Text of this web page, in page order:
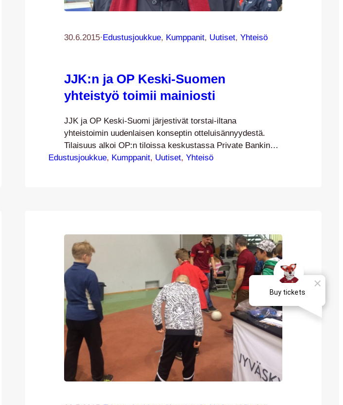
30.6.2015· Edustusjoukkue, Kumppanit, Uutiset, Yhteisö
JJK:n ja OP Keski-Suomen
yhteistyö toimii mainiosti
JJK ja OP Keski-Suomi järjestivät torstai-iltana
yhteistoimin uudenlaisen konseptin otteluisännyydestä.
Tilaisuus alkoi OP:n tiloissa keskustassa Private Banking –
asiakastilaisuudella, jossa pankin puolesta isäntinä toimivat
Edustusjoukkue, Kumppanit, Uutiset, Yhteisö